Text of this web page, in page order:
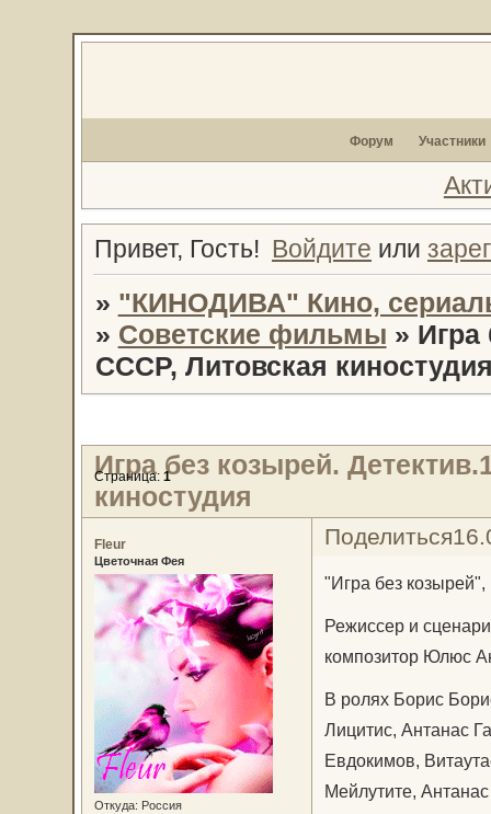
Форум Участники
Привет, Гость! Войдите или
» "КИНОДИВА" Кино,
» Советские фильмы » Игра
СССР, Литовская
Игра без козырей.
киностудия
Страница: 1
Поделиться
Fleur
Цветочная Фея
Откуда: Россия
"Игра без
Режиссер и
композитор Юлюс
В ролях Борис
Лицитис, Антанас
Евдокимов,
Мейлутите,